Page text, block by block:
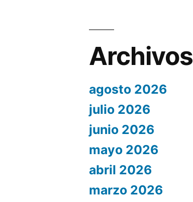
Archivos
agosto 2026
julio 2026
junio 2026
mayo 2026
abril 2026
marzo 2026